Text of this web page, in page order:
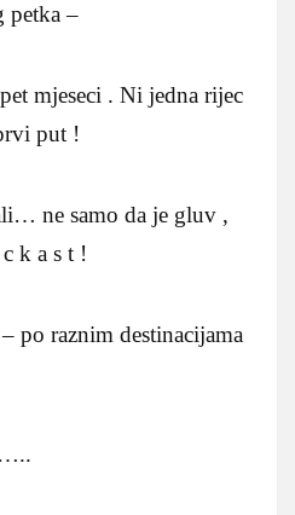
petka –
mjeseci . Ni jedna rijec
put !
ne samo da je gluv ,
k a s t !
po raznim destinacijama